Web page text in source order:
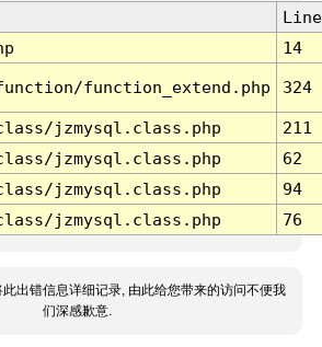
Line
14
function_extend.php 324
jzmysql.class.php
211
jzmysql.class.php
62
jzmysql.class.php
94
jzmysql.class.php 76
此出错信息详细记录, 由此给您带来的访问不便我
们深感歉意.